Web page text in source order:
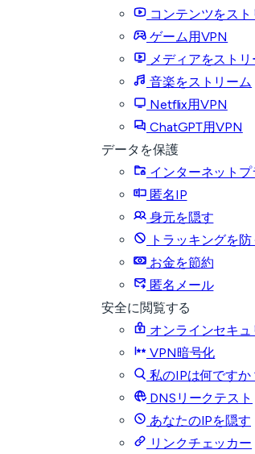
コンテンツをス
ゲーム用VPN
メディアをストリ
音楽をストリーム
Netflix用VPN
ChatGPT用VPN
データを保護
インターネット
匿名IP
身元を隠す
トラッキングを防
お金を節約
匿名メール
安全に閲覧する
オンラインセキュ
VPN暗号化
私のIPは何ですか
DNSリークテスト
あなたのIPを隠す
リンクチェッカー